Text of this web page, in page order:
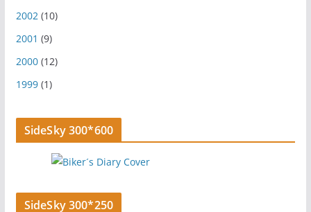
2002(10)
2001 (9)
2000(12)
1999(1)
SideSky 300*600
SideSky 300*250